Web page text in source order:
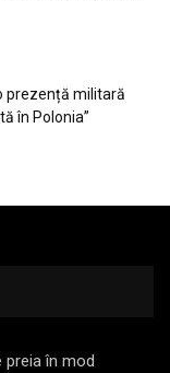
prezență militară
în Polonia”
preia în mod